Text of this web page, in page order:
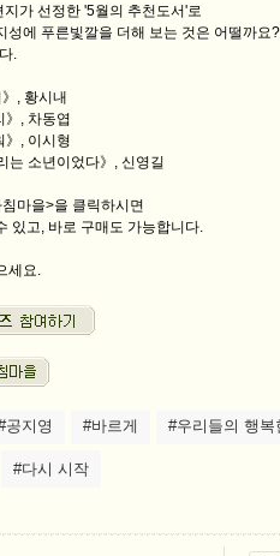
지가 선정한 '5월의 추천도서'로
성에 푸른빛깔을 더해 보는 것은 어떨까요?
.
, 황시내
》, 차동엽
》, 이시형
는 소년이었다》, 신영길
마을>을 클릭하시면
있고, 바로 구매도 가능합니다.
세요.
공지영 #바르게 #우리들의 행복
#다시 시작